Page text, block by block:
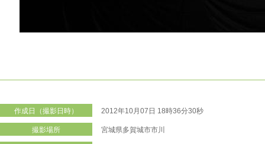
作成日（撮影日時） 2012年10月07日 18時36分30秒
撮影場所 宮城県多賀城市市川